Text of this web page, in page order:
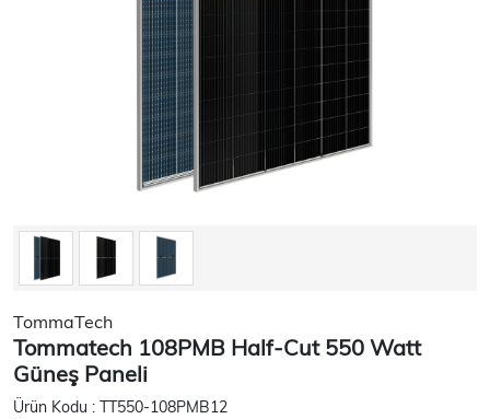
TommaTech
Tommatech 108PMB Half-Cut 550 Watt
Güneş Paneli
Ürün Kodu : TT550-108PMB12